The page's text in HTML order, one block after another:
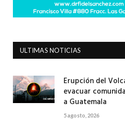
ULTIMAS NOTICIAS
Erupción del
evacuar
a Guatemala
5 agosto, 2026